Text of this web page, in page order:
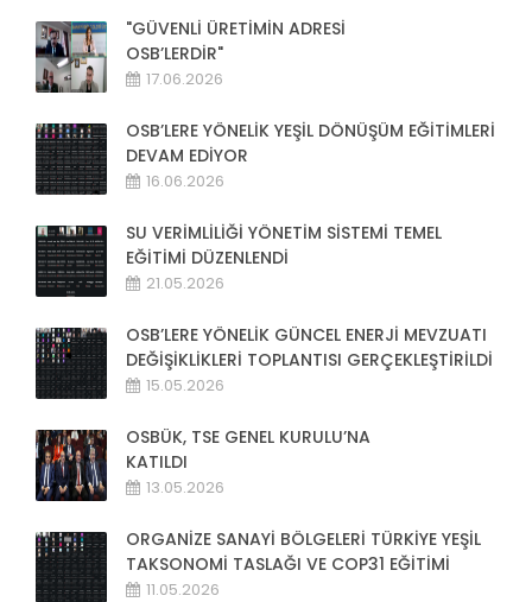
"GÜVENLİ ÜRETİMİN ADRESİ
OSB’LERDİR"
17.06.2026
OSB’LERE YÖNELİK YEŞİL DÖNÜŞÜM EĞİTİMLERİ
DEVAM EDİYOR
16.06.2026
SU VERİMLİLİĞİ YÖNETİM SİSTEMİ TEMEL
EĞİTİMİ DÜZENLENDİ
21.05.2026
OSB’LERE YÖNELİK GÜNCEL ENERJİ MEVZUATI
DEĞİŞİKLİKLERİ TOPLANTISI GERÇEKLEŞTİRİLDİ
15.05.2026
OSBÜK, TSE GENEL KURULU’NA
KATILDI
13.05.2026
ORGANİZE SANAYİ BÖLGELERİ TÜRKİYE YEŞİL
TAKSONOMİ TASLAĞI VE COP31 EĞİTİMİ
11.05.2026